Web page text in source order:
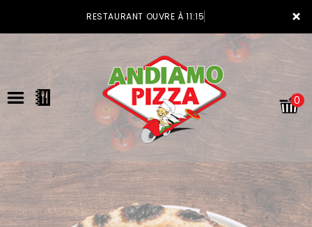
×
RESTAURANT OUVRE À 11:15
ACCUEIL
0